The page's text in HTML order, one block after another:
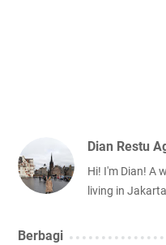
Dian Restu
Hi! I'm Dian! A
living in
Berbagi